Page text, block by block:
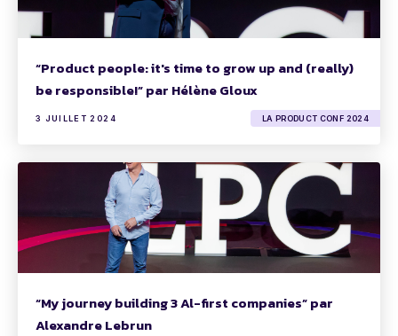
“Product people: it's time to grow up and (really)
be responsible!” par Hélène Gloux
3 JUILLET 2024 LA PRODUCT CONF 2024
“My journey building 3 Al-first companies” par
Alexandre Lebrun